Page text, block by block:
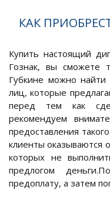
КАК
Купить настоящий
Гознак, вы сможете
Губкине можно
лиц, которые
перед тем как
рекомендуем
предоставления
клиенты оказываются
которых не
предлогом
предоплату, а затем